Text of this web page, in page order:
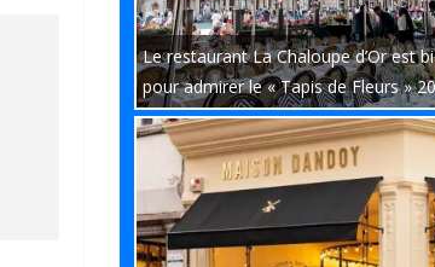
Le restaurant La Chaloupe d’Or est
pour admirer le « Tapis de Fleurs »